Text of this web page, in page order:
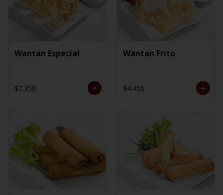
Wantan Especial
$7.350
Wantan Frito
$4.450